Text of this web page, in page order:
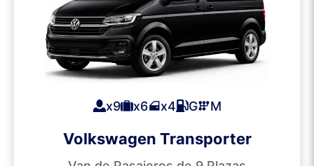
x9 x6 x4 G M
Volkswagen Transporter